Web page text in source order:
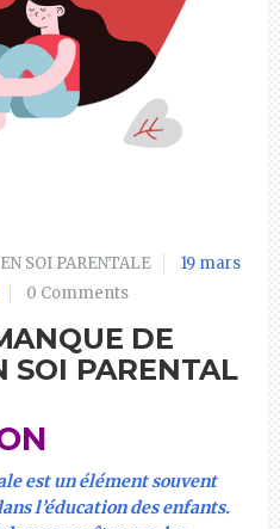
SOI PARENTALE
19 mars
0 Comments
DE
SOI PARENTAL
est un élément souvent
l’éducation des enfants.